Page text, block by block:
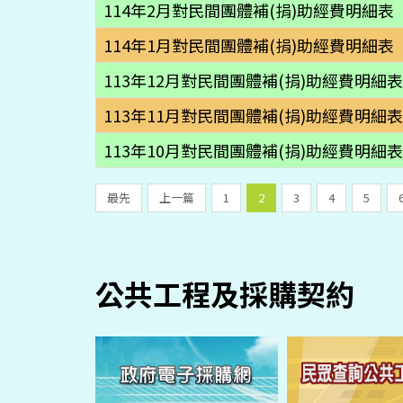
114年2月對民間團體補(捐)助經費明細表
114年1月對民間團體補(捐)助經費明細表
113年12月對民間團體補(捐)助經費明細表
113年11月對民間團體補(捐)助經費明細表
113年10月對民間團體補(捐)助經費明細表
最先 上一篇 1 2 3 4 5
公共工程及採購契約